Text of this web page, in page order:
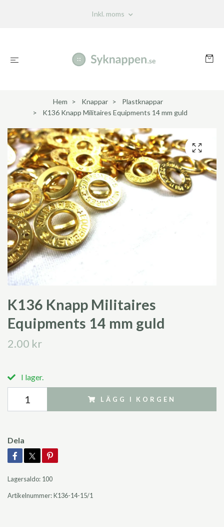
Inkl. moms
Hem Knappar
Plastknappar
K136 Knapp Militaires Equipments 14 mm guld
K136 Knapp Militaires
Equipments 14 mm guld
2.00 kr
I lager.
LÄGG I KORGEN
Dela
Lagersaldo: 100
Artikelnummer:K136-14-15/1